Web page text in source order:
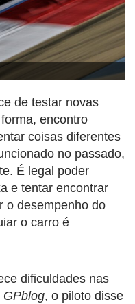
de testar novas
encontro
coisas diferentes
no passado,
É legal poder
e tentar encontrar
o desempenho do
o carro é
dificuldades nas
GPblog, o piloto disse